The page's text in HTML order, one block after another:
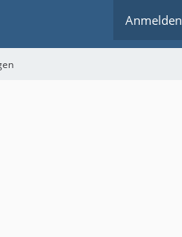
Anmelden